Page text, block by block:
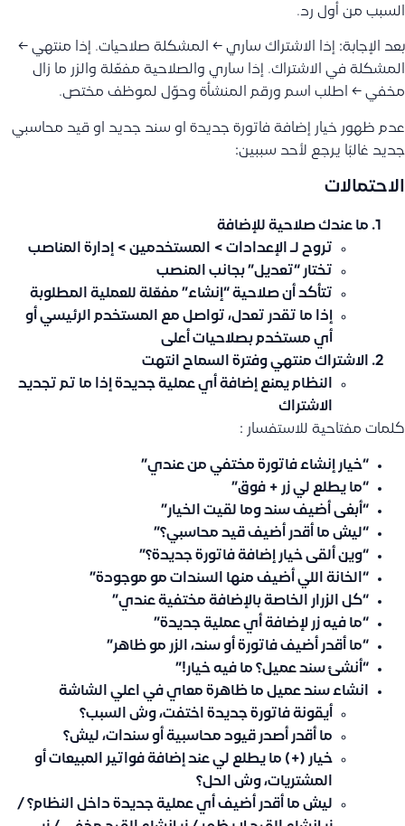
السبب من أول رد.
بعد الإجابة: إذا الاشتراك ساري ← المشكلة صلاحيات. إذا منتهي ←
المشكلة في الاشتراك. إذا ساري والصلاحية مفعّلة والزر ما زال
مخفي ← اطلب اسم ورقم المنشأة وحوّل لموظف مختص.
عدم ظهور خيار إضافة فاتورة جديدة او سند جديد او قيد محاسبي
جديد غالبًا يرجع لأحد سببين:
الاحتمالات
ما عندك صلاحية للإضافة
تروح لـ الإعدادات > المستخدمين > إدارة المناصب
تختار “تعديل” بجانب المنصب
تتأكد أن صلاحية “إنشاء” مفعّلة للعملية المطلوبة
إذا ما تقدر تعدل، تواصل مع المستخدم الرئيسي أو
أي مستخدم بصلاحيات أعلى
الاشتراك منتهي وفترة السماح انتهت
النظام يمنع إضافة أي عملية جديدة إذا ما تم تجديد
الاشتراك
كلمات مفتاحية للاستفسار :
“خيار إنشاء فاتورة مختفي من عندي”
“ما يطلع لي زر + فوق”
“أبغى أضيف سند وما لقيت الخيار”
“ليش ما أقدر أضيف قيد محاسبي؟”
“وين ألقى خيار إضافة فاتورة جديدة؟”
“الخانة اللي أضيف منها السندات مو موجودة”
“كل الزرار الخاصة بالإضافة مختفية عندي”
“ما فيه زر لإضافة أي عملية جديدة”
“ما أقدر أضيف فاتورة أو سند، الزر مو ظاهر”
“أنشئ سند عميل؟ ما فيه خيار!”
انشاء سند عميل ما ظاهرة معاي في اعلي الشاشة
أيقونة فاتورة جديدة اختفت، وش السبب؟
ما أقدر أصدر قيود محاسبية أو سندات، ليش؟
خيار (+) ما يطلع لي عند إضافة فواتير المبيعات أو
المشتريات، وش الحل؟
ليش ما أقدر أضيف أي عملية جديدة داخل النظام؟ /